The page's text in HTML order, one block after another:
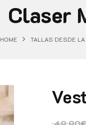
Claser
HOME TALLAS DESDE